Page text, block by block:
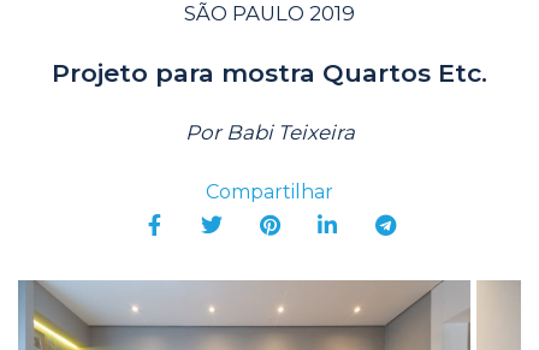
SÃO PAULO 2019
Projeto para mostra Quartos Etc.
Por Babi Teixeira